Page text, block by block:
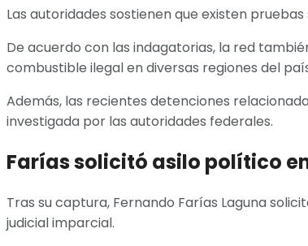
Las autoridades sostienen que existen
De acuerdo con las indagatorias, la red
combustible ilegal en diversas regiones del
Además, las recientes detenciones
investigada por las autoridades federales.
Farías solicitó asilo político
Tras su captura, Fernando Farías Laguna
judicial imparcial.